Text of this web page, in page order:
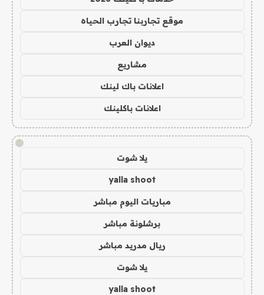
موقع تجاربنا تجارب الحياه
ديوان العرب
مشاريع
اعلانات باك لينك
اعلانات باكلينك
!
يلا شوت
yalla shoot
مباريات اليوم مباشر
برشلونة مباشر
ريال مدريد مباشر
يلا شوت
yalla shoot